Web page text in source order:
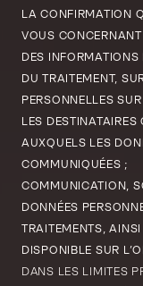
LA CONFIRMATION
VOUS
DES
DU TRAITEMENT,
PERSONNELLES
LES
AUXQUELS LES
COMMUNIQUÉES ;
COMMUNICATION,
DONNÉES
TRAITEMENTS,
DISPONIBLE SUR
DANS LES LIMITES